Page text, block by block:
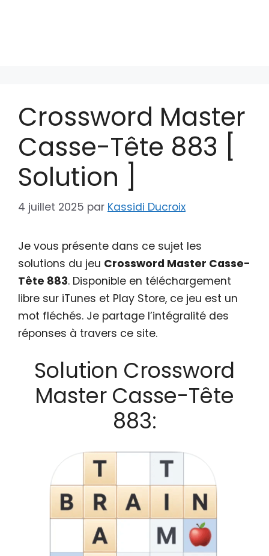
Crossword Master
Casse-Tête 883 [
Solution ]
4 juillet 2025 par Kassidi Ducroix
Je vous présente dans ce sujet les
solutions du jeu Crossword Master Casse-
Tête 883. Disponible en téléchargement
libre sur iTunes et Play Store, ce jeu est un
mot fléchés. Je partage l’intégralité des
réponses à travers ce site.
Solution Crossword
Master Casse-Tête
883: